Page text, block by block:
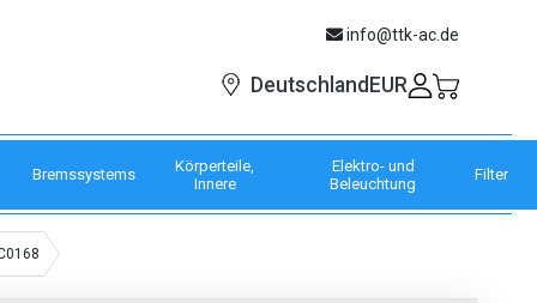
info@ttk-ac.de
Deutschland EUR
Bremssystems
Körperteile,
Innere
Elektro- und
Beleuchtung
Filter